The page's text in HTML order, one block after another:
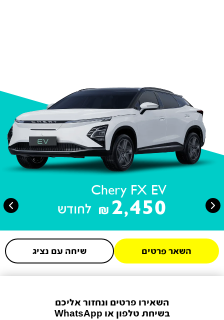
Chery FX EV
2,450
₪ לחודש
השאר פרטים שיחה עם נציג
השאירו פרטים ונחזור אליכם
בשיחת טלפון או WhatsApp